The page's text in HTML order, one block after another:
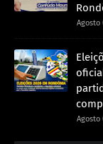
Agosto
Agosto